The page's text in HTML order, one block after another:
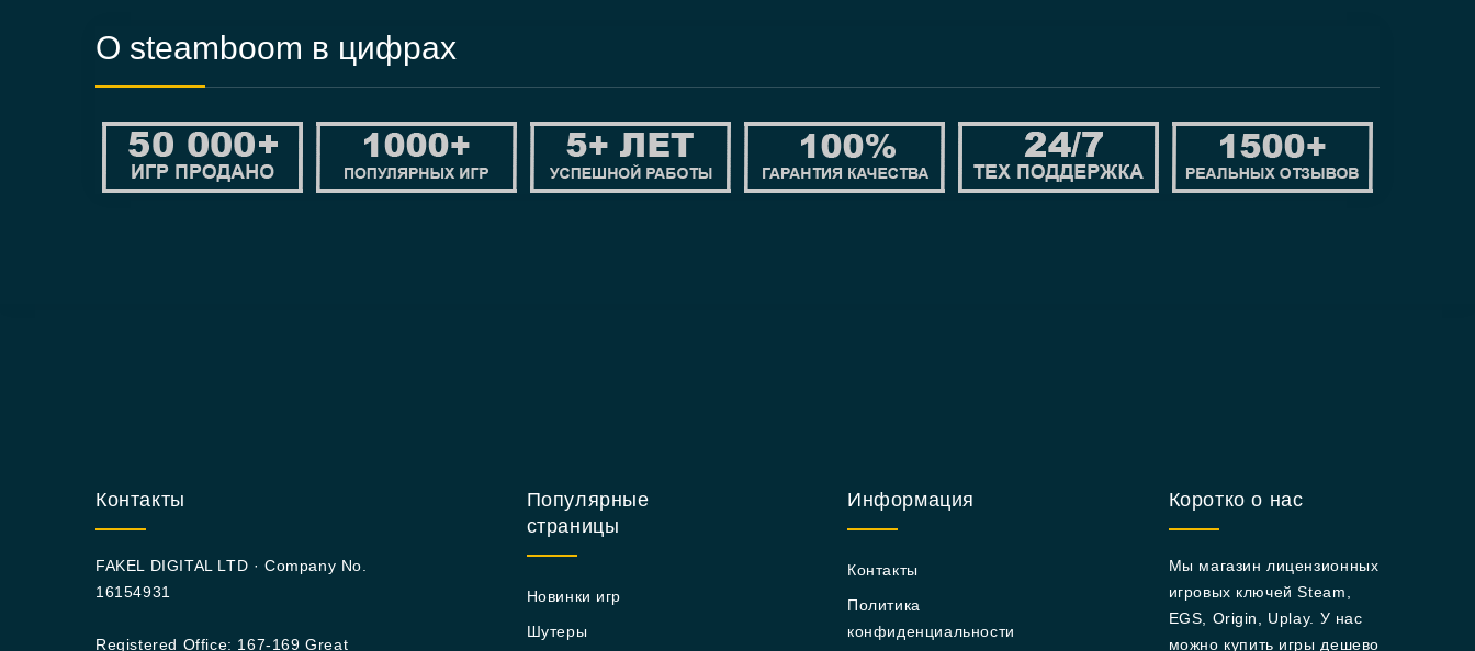
О steamboom в цифрах
Контакты
FAKEL DIGITAL LTD · Company No.
16154931
Registered Office: 167-169 Great
Популярные
страницы
Новинки игр
Шутеры
Информация
Контакты
Политика
конфиденциальности
Коротко о нас
Мы магазин лицензионных
игровых ключей Steam,
EGS, Origin, Uplay. У нас
можно купить игры дешево